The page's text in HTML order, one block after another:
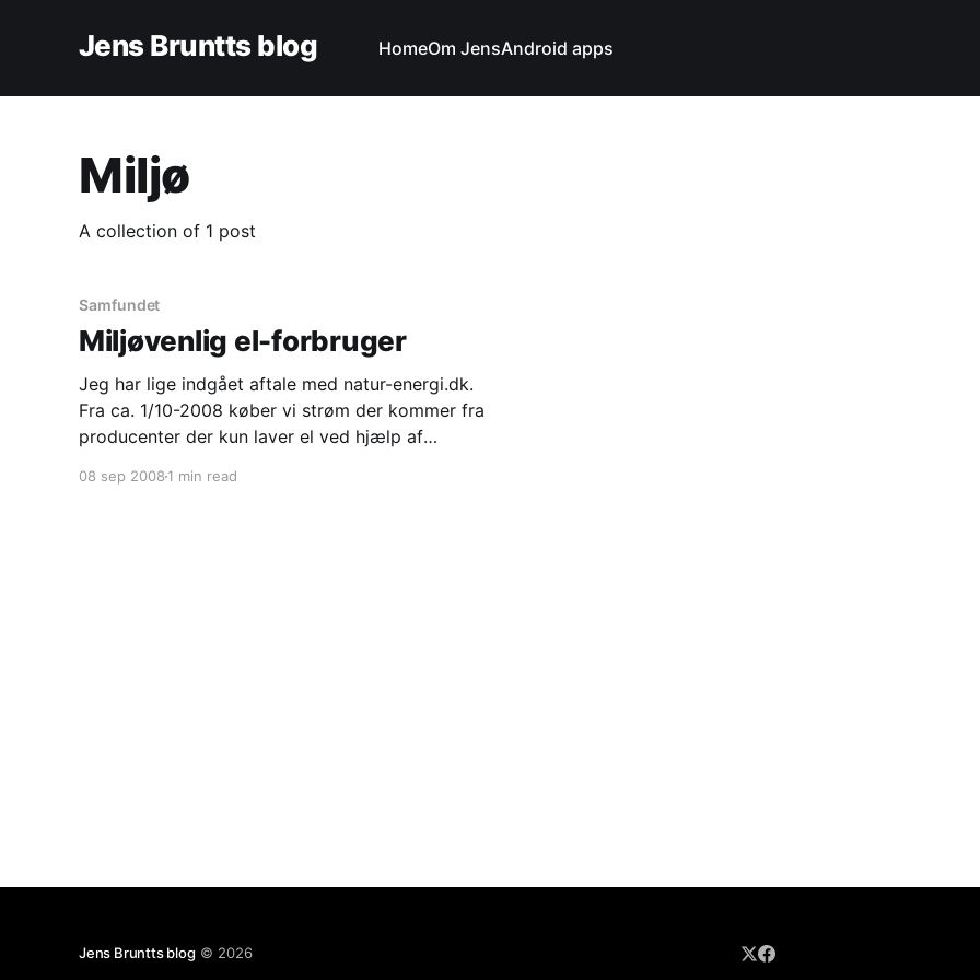
Jens Bruntts blog HomeOm JensAndroid apps
Miljø
A collection of 1 post
Samfundet
Miljøvenlig el-forbruger
Jeg har lige indgået aftale med natur-energi.dk.
Fra ca. 1/10-2008 køber vi strøm der kommer fra
producenter der kun laver el ved hjælp af
deres to produkter som hedder Ren Energi. Det
08 sep 2008 1 min read
Jens Bruntts blog© 2026